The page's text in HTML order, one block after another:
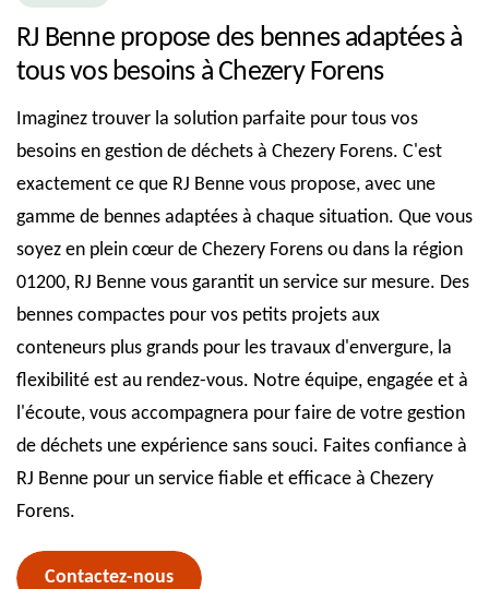
RJ Benne propose des bennes adaptées à
tous vos besoins à Chezery Forens
Imaginez trouver la solution parfaite pour tous vos
besoins en gestion de déchets à Chezery Forens. C'est
exactement ce que RJ Benne vous propose, avec une
gamme de bennes adaptées à chaque situation. Que vous
soyez en plein cœur de Chezery Forens ou dans la région
01200, RJ Benne vous garantit un service sur mesure. Des
bennes compactes pour vos petits projets aux
conteneurs plus grands pour les travaux d'envergure, la
flexibilité est au rendez-vous. Notre équipe, engagée et à
l'écoute, vous accompagnera pour faire de votre gestion
de déchets une expérience sans souci. Faites confiance à
RJ Benne pour un service fiable et efficace à Chezery
Forens.
Contactez-nous